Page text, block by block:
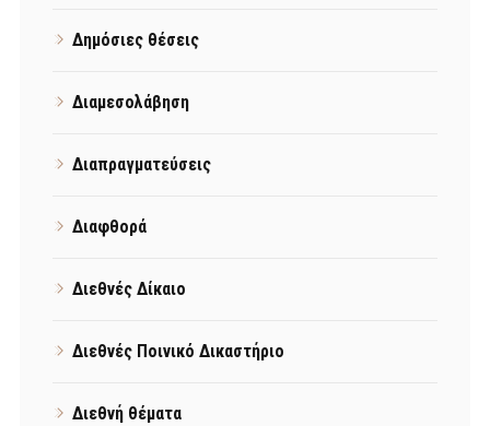
Δημόσιες θέσεις
Διαμεσολάβηση
Διαπραγματεύσεις
Διαφθορά
Διεθνές Δίκαιο
Διεθνές Ποινικό Δικαστήριο
Διεθνή θέματα